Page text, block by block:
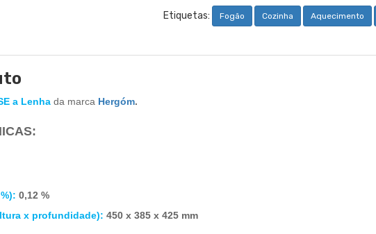
Etiquetas: Fogão Cozinha Aquecimento
a Lenha da marca Hergóm.
:
0,12 %
x profundidade): 450 x 385 x 425 mm